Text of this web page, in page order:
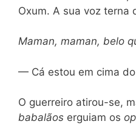
Oxum. A sua voz terna
Maman, maman, belo
— Cá estou em cima
O guerreiro atirou-se,
babalãos erguiam os